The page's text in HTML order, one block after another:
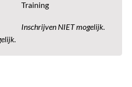
Training
Inschrijven NIET mogelijk.